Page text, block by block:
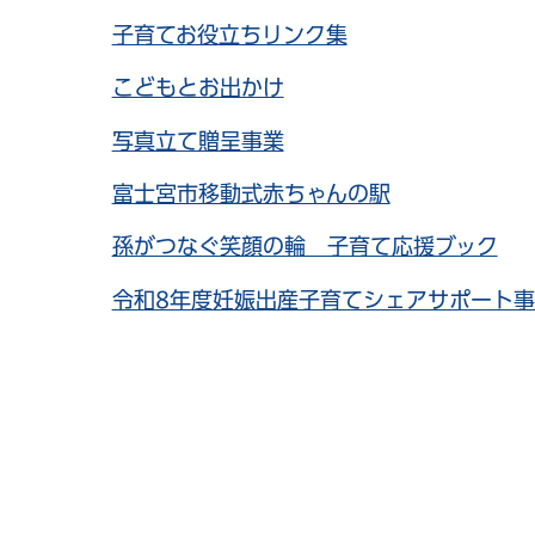
子育てお役立ちリンク集
こどもとお出かけ
写真立て贈呈事業
富士宮市移動式赤ちゃんの駅
孫がつなぐ笑顔の輪 子育て応援ブック
令和8年度妊娠出産子育てシェアサポート